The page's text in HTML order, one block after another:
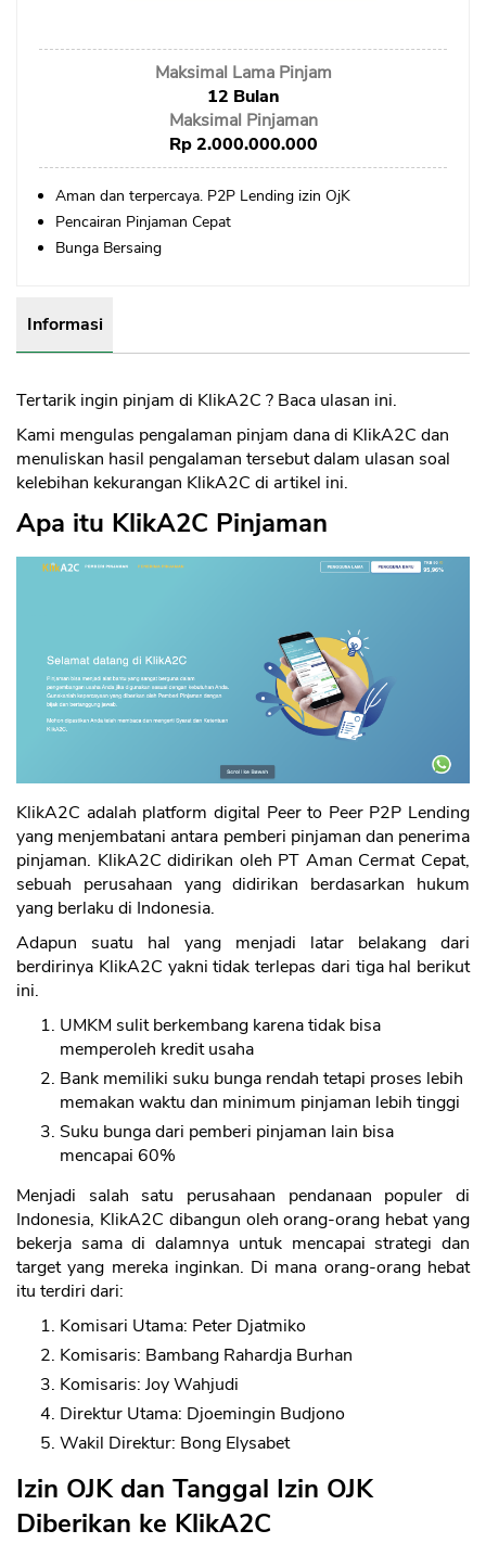
Assets Crypto
Exchange
Asuransi
Maksimal Lama Pinjam
12 Bulan
Maksimal Pinjaman
Rp 2.000.000.000
Aman dan terpercaya. P2P Lending izin OjK
Pencairan Pinjaman Cepat
Bunga Bersaing
Informasi
Tertarik ingin pinjam di KlikA2C ? Baca ulasan ini.
Kami mengulas pengalaman pinjam dana di KlikA2C dan
menuliskan hasil pengalaman tersebut dalam ulasan soal
kelebihan kekurangan KlikA2C di artikel ini.
Apa itu KlikA2C Pinjaman
KlikA2C adalah platform digital Peer to Peer P2P Lending
yang menjembatani antara pemberi pinjaman dan penerima
pinjaman. KlikA2C didirikan oleh PT Aman Cermat Cepat,
sebuah perusahaan yang didirikan berdasarkan hukum
yang berlaku di Indonesia.
Adapun suatu hal yang menjadi latar belakang dari
berdirinya KlikA2C yakni tidak terlepas dari tiga hal berikut
ini.
UMKM sulit berkembang karena tidak bisa
memperoleh kredit usaha
Bank memiliki suku bunga rendah tetapi proses lebih
memakan waktu dan minimum pinjaman lebih tinggi
Suku bunga dari pemberi pinjaman lain bisa
mencapai 60%
Menjadi salah satu perusahaan pendanaan populer di
Indonesia, KlikA2C dibangun oleh orang-orang hebat yang
bekerja sama di dalamnya untuk mencapai strategi dan
target yang mereka inginkan. Di mana orang-orang hebat
itu terdiri dari:
Komisari Utama: Peter Djatmiko
Komisaris: Bambang Rahardja Burhan
Komisaris: Joy Wahjudi
Direktur Utama: Djoemingin Budjono
Wakil Direktur: Bong Elysabet
Izin OJK dan Tanggal Izin OJK
Diberikan ke KlikA2C